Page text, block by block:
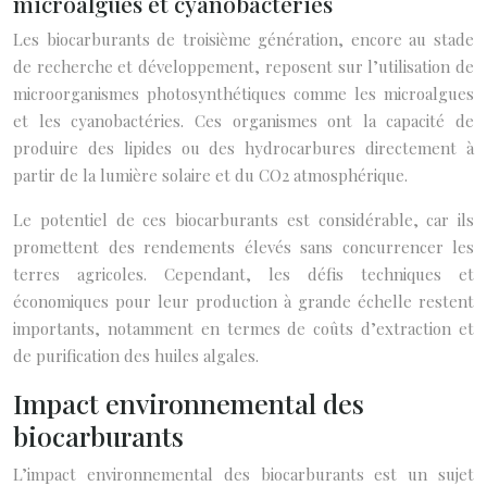
Les biocarburants de troisième génération, encore au stade
de recherche et développement, reposent sur l’utilisation de
microorganismes photosynthétiques comme les microalgues
et les cyanobactéries. Ces organismes ont la capacité de
produire des lipides ou des hydrocarbures directement à
partir de la lumière solaire et du CO2 atmosphérique.
Le potentiel de ces biocarburants est considérable, car ils
promettent des rendements élevés sans concurrencer les
terres agricoles. Cependant, les défis techniques et
économiques pour leur production à grande échelle restent
importants, notamment en termes de coûts d’extraction et
de purification des huiles algales.
Impact environnemental des
biocarburants
L’impact environnemental des biocarburants est un sujet